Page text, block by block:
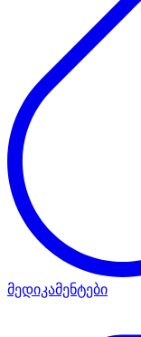
მედიკამენტები